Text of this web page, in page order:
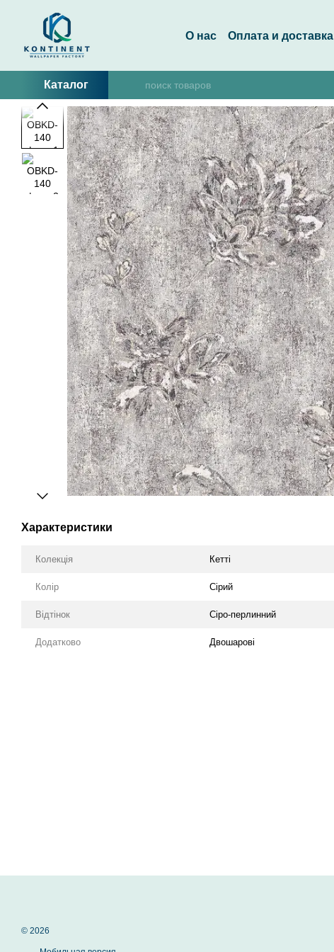
О нас Оплата и доставка
Каталог
Характеристики
Колекція Кетті
Колір Сірий
Відтінок Сіро-перлинний
Додатково Двошарові
© 2026